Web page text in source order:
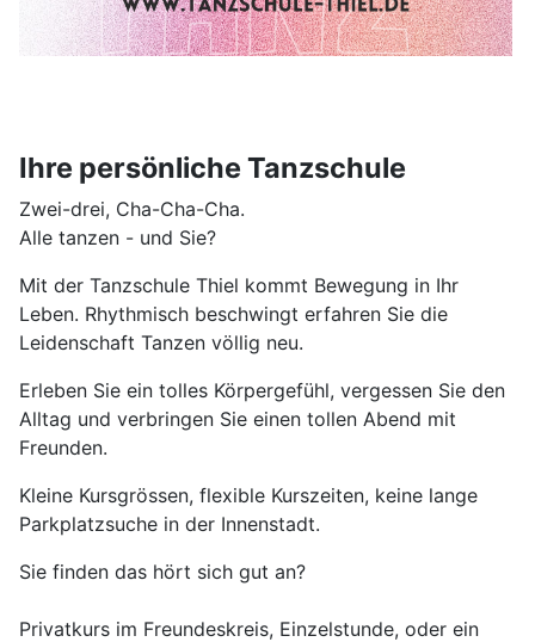
Ihre persönliche Tanzschule
Zwei-drei, Cha-Cha-Cha.
Alle tanzen - und Sie?
Mit der Tanzschule Thiel kommt Bewegung in Ihr
Leben. Rhythmisch beschwingt erfahren Sie die
Leidenschaft Tanzen völlig neu.
Erleben Sie ein tolles Körpergefühl, vergessen Sie den
Alltag und verbringen Sie einen tollen Abend mit
Freunden.
Kleine Kursgrössen, flexible Kurszeiten, keine lange
Parkplatzsuche in der Innenstadt.
Sie finden das hört sich gut an?
Privatkurs im Freundeskreis, Einzelstunde, oder ein